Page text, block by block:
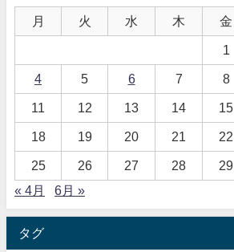
月 火 水 木 金
1
4 5 6 7 8
11 12 13 14 15
18 19 20 21 22
25 26 27 28 29
« 4月
6月 »
タグ